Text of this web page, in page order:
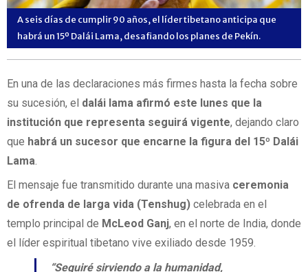
A seis días de cumplir 90 años, el líder tibetano anticipa que
habrá un 15º Dalái Lama, desafiando los planes de Pekín.
En una de las declaraciones más firmes hasta la fecha sobre
su sucesión, el dalái lama afirmó este lunes que la
institución que representa seguirá vigente, dejando claro
que habrá un sucesor que encarne la figura del 15º Dalái
Lama.
El mensaje fue transmitido durante una masiva ceremonia
de ofrenda de larga vida (Tenshug) celebrada en el
templo principal de McLeod Ganj, en el norte de India, donde
el líder espiritual tibetano vive exiliado desde 1959.
“Seguiré sirviendo a la humanidad,